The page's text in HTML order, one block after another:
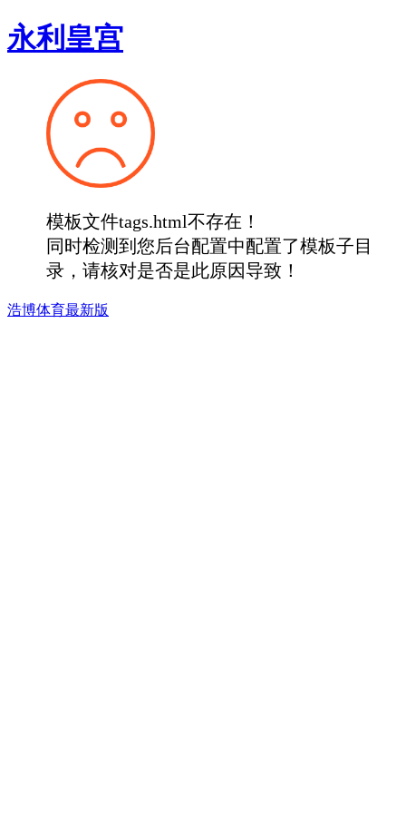
永利皇宫
模板文件tags.html不存在！
同时检测到您后台配置中配置了模板子目
录，请核对是否是此原因导致！
浩博体育最新版